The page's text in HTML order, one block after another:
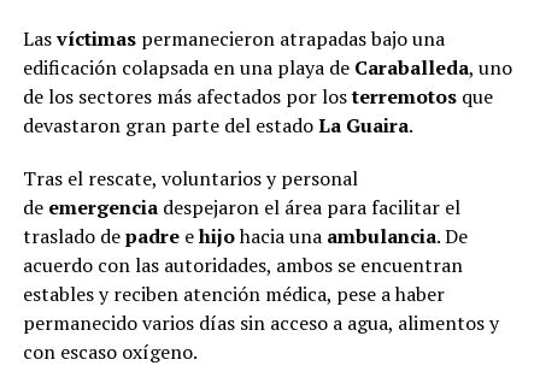
Lasvíctimaspermanecieron atrapadas bajo una
edificación colapsada en una playa de Caraballeda, uno
de los sectores más afectados por losterremotosque
devastaron gran parte del estadoLa Guaira.
Tras el rescate, voluntarios y personal
de emergenciadespejaron el área para facilitar el
traslado depadreehijohacia una ambulancia. De
acuerdo con las autoridades, ambos se encuentran
estables y reciben atención médica, pese a haber
permanecido varios días sin acceso a agua, alimentos y
con escaso oxígeno.